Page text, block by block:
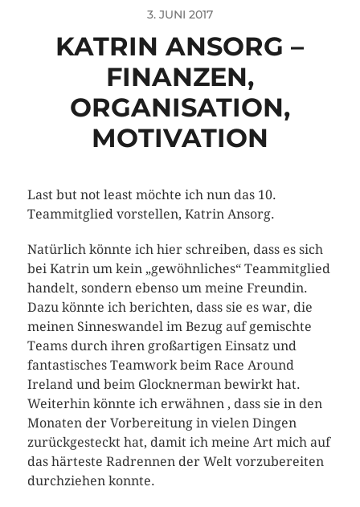
3. JUNI 2017
KATRIN ANSORG –
FINANZEN,
ORGANISATION,
MOTIVATION
Last but not least möchte ich nun das 10.
Teammitglied vorstellen, Katrin Ansorg.
Natürlich könnte ich hier schreiben, dass es sich
bei Katrin um kein „gewöhnliches“ Teammitglied
handelt, sondern ebenso um meine Freundin.
Dazu könnte ich berichten, dass sie es war, die
meinen Sinneswandel im Bezug auf gemischte
Teams durch ihren großartigen Einsatz und
fantastisches Teamwork beim Race Around
Ireland und beim Glocknerman bewirkt hat.
Weiterhin könnte ich erwähnen , dass sie in den
Monaten der Vorbereitung in vielen Dingen
zurückgesteckt hat, damit ich meine Art mich auf
das härteste Radrennen der Welt vorzubereiten
durchziehen konnte.